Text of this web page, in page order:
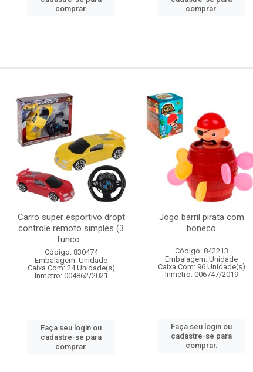
comprar.
comprar.
Carro super esportivo dropt
controle remoto simples (3
funco...
Código: 830474
Embalagem: Unidade
Caixa Com: 24 Unidade(s)
Inmetro: 004862/2021
Faça seu login ou
cadastre-se para
comprar.
Jogo barril pirata com
boneco
Código: 842213
Embalagem: Unidade
Caixa Com: 96 Unidade(s)
Inmetro: 006747/2019
Faça seu login ou
cadastre-se para
comprar.